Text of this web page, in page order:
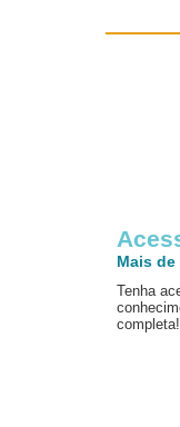
Mais
Tenha
completa!